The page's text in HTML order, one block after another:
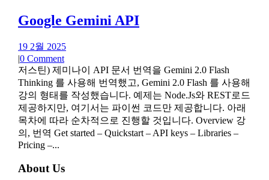
Google Gemini API
19 2월 2025
|0 Comment
저스틴) 제미나이 API 문서 번역을 Gemini 2.0 Flash
Thinking 를 사용해 번역했고, Gemini 2.0 Flash 를 사용해
강의 형태를 작성했습니다. 예제는 Node.Js와 REST로드
제공하지만, 여기서는 파이썬 코드만 제공합니다. 아래
목차에 따라 순차적으로 진행할 것입니다. Overview 강
의, 번역 Get started – Quickstart – API keys – Libraries –
Pricing –...
About Us